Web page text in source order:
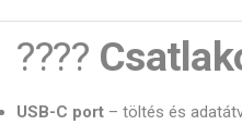
????
USB-C port – töltés és